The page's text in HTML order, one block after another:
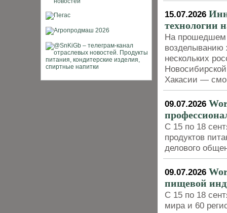
15.07.2026
технологии
На прошедшем
возделыванию
нескольких
Хакасии —
09.07.2026
С 15 по 18
продуктов
делового
09.07.2026
пищевой
С 15 по 18
мира и 60